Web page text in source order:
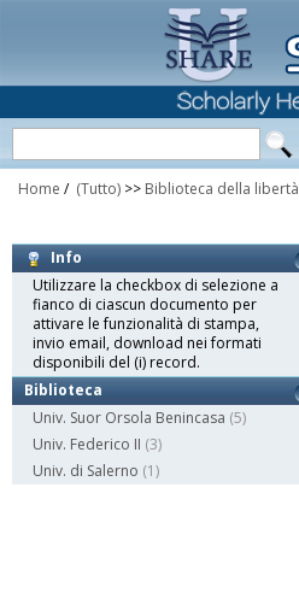
Home / (Tutto) >> Biblioteca della libertà
Info
Utilizzare la checkbox di selezione a
fianco di ciascun documento per
attivare le funzionalità di stampa,
invio email, download nei formati
disponibili del (i) record.
Biblioteca
Univ. Suor Orsola Benincasa (5)
Univ. Federico II (3)
Univ. di Salerno (1)